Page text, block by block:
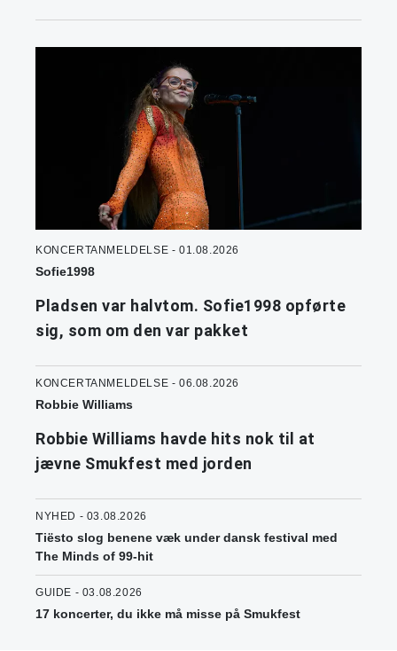
KONCERTANMELDELSE - 01.08.2026
Sofie1998
Pladsen var halvtom. Sofie1998 opførte
sig, som om den var pakket
KONCERTANMELDELSE - 06.08.2026
Robbie Williams
Robbie Williams havde hits nok til at
jævne Smukfest med jorden
NYHED - 03.08.2026
Tiësto slog benene væk under dansk festival med
The Minds of 99-hit
GUIDE - 03.08.2026
17 koncerter, du ikke må misse på Smukfest